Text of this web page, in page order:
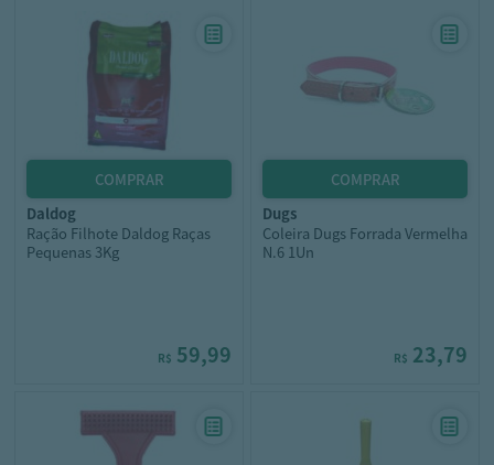
daldog
Ração Filhote Daldog Raças
Pequenas 3Kg
R$ 59,99
dugs
Coleira Dugs Forrada Vermelha
N.6 1Un
R$ 23,79